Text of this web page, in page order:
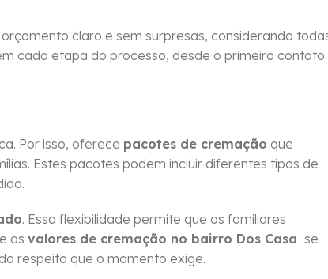
claro e sem surpresas, considerando
cada etapa do processo, desde o primeiro contato
Por isso, oferece pacotes de cremação que
Estes pacotes podem incluir diferentes tipos de
. Essa flexibilidade permite que os familiares
os valores de cremação no bairro Dos Casa se
respeito que o momento exige.